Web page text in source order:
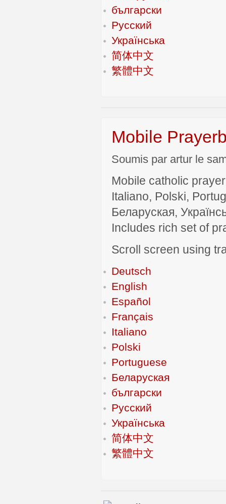
български
Русский
Українська
简体中文
繁體中文
Mobile
Soumis par artur le
Mobile catholic
Italiano, Polski,
Беларуская,
Includes rich set of
Scroll screen using
Deutsch
English
Español
Français
Italiano
Polski
Portuguese
Беларуская
български
Русский
Українська
简体中文
繁體中文